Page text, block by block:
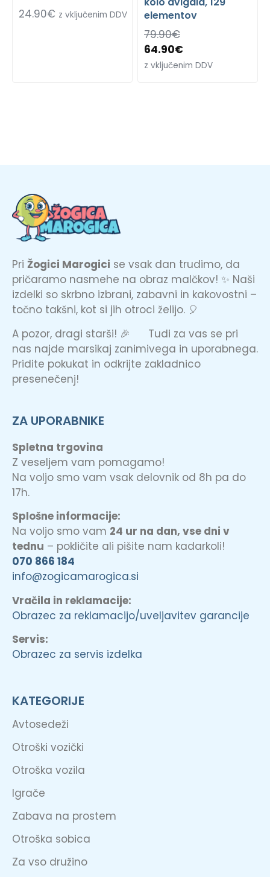
24.90€ z vključenim DDV
elementov
79.90€
64.90€
z vključenim DDV
Pri Žogici Marogici se vsak dan trudimo, da
pričaramo nasmehe na obraz malčkov! ✨ Naši
izdelki so skrbno izbrani, zabavni in kakovostni –
točno takšni, kot si jih otroci želijo. 🎈
A pozor, dragi starši! 🎉 Tudi za vas se pri
nas najde marsikaj zanimivega in uporabnega.
Pridite pokukat in odkrijte zakladnico
presenečenj!
ZA UPORABNIKE
Spletna trgovina
Z veseljem vam pomagamo!
Na voljo smo vam vsak delovnik od 8h pa do
17h.
Splošne informacije:
Na voljo smo vam 24 ur na dan, vse dni v
tednu – pokličite ali pišite nam kadarkoli!
070 866 184
info@zogicamarogica.si
Vračila in reklamacije:
Obrazec za reklamacijo/uveljavitev garancije
Servis:
Obrazec za servis izdelka
KATEGORIJE
Avtosedeži
Otroški vozički
Otroška vozila
Igrače
Zabava na prostem
Otroška sobica
Za vso družino